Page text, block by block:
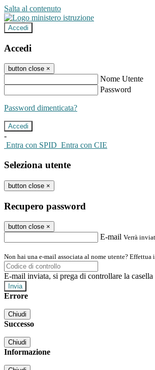
Salta al contenuto
Accedi
Accedi
button close ×
Nome Utente
Password
Password dimenticata?
-
Entra con SPID Entra con CIE
Seleziona utente
button close ×
Recupero password
button close ×
E-mail Verrà
Non hai una e-mail associata al nome utente? Effettua
E-mail inviata, si prega di controllare la
Errore
Chiudi
Successo
Chiudi
Informazione